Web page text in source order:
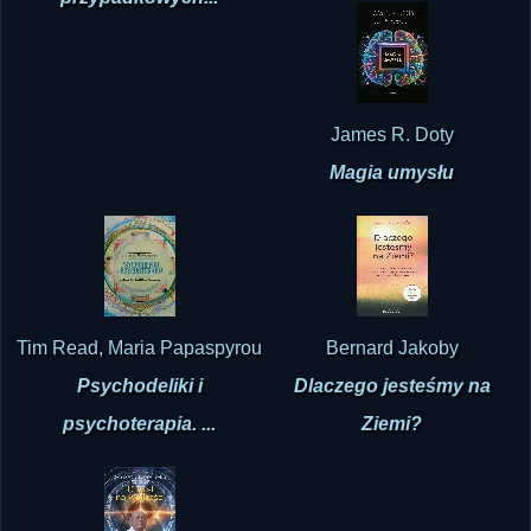
James R. Doty
Magia umysłu
Tim Read, Maria Papaspyrou
Psychodeliki i
psychoterapia. ...
Bernard Jakoby
Dlaczego jesteśmy na
Ziemi?